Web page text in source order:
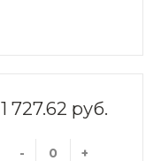
1 727.62 руб.
- +